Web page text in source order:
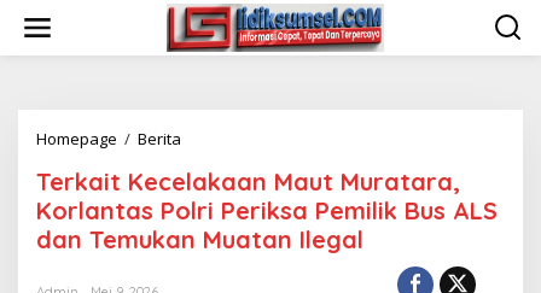
w
Homepage / Berita
r
k
a
i
Terkait Kecelakaan Maut Muratara,
Korlantas Polri Periksa Pemilik Bus ALS
dan Temukan Muatan Ilegal